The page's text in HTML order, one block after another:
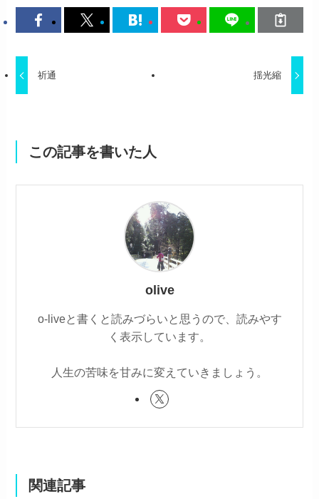
祈通 揺光縮
この記事を書いた人
olive
o-liveと書くと読みづらいと思うので、読みやす
く表示しています。
人生の苦味を甘みに変えていきましょう。
関連記事